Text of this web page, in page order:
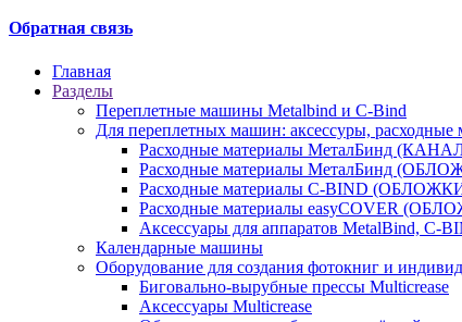
Обратная связь
Главная
Разделы
Переплетные машины Metalbind и C-Bind
Для переплетных машин: аксессуры, расходные
Расходные материалы МеталБинд
Расходные материалы МеталБинд
Расходные материалы C-BIND
Расходные материалы easyCOVER
Аксессуары для аппаратов MetalBind, C-
Календарные машины
Оборудование для создания фотокниг и
Биговально-вырубные прессы Multicrease
Аксессуары Multicrease